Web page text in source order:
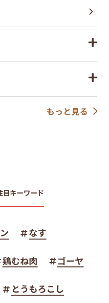
もっと見る
目キーワード
なす
鶏むね肉 ゴーヤ
とうもろこし